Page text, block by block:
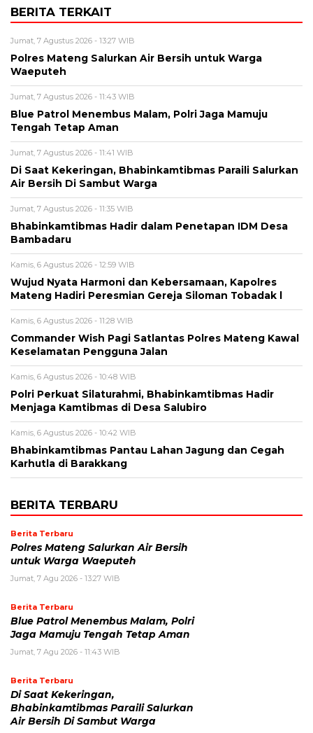
BERITA TERKAIT
Jumat, 7 Agustus 2026 - 13:27 WIB
Polres Mateng Salurkan Air Bersih untuk Warga
Waeputeh
Jumat, 7 Agustus 2026 - 11:43 WIB
Blue Patrol Menembus Malam, Polri Jaga Mamuju
Tengah Tetap Aman
Jumat, 7 Agustus 2026 - 11:41 WIB
Di Saat Kekeringan, Bhabinkamtibmas Paraili Salurkan
Air Bersih Di Sambut Warga
Jumat, 7 Agustus 2026 - 11:35 WIB
Bhabinkamtibmas Hadir dalam Penetapan IDM Desa
Bambadaru
Kamis, 6 Agustus 2026 - 12:59 WIB
Wujud Nyata Harmoni dan Kebersamaan, Kapolres
Mateng Hadiri Peresmian Gereja Siloman Tobadak l
Kamis, 6 Agustus 2026 - 11:28 WIB
Commander Wish Pagi Satlantas Polres Mateng Kawal
Keselamatan Pengguna Jalan
Kamis, 6 Agustus 2026 - 10:48 WIB
Polri Perkuat Silaturahmi, Bhabinkamtibmas Hadir
Menjaga Kamtibmas di Desa Salubiro
Kamis, 6 Agustus 2026 - 10:42 WIB
Bhabinkamtibmas Pantau Lahan Jagung dan Cegah
Karhutla di Barakkang
BERITA TERBARU
Berita Terbaru
Polres Mateng Salurkan Air Bersih
untuk Warga Waeputeh
Jumat, 7 Agu 2026 - 13:27 WIB
Berita Terbaru
Blue Patrol Menembus Malam, Polri
Jaga Mamuju Tengah Tetap Aman
Jumat, 7 Agu 2026 - 11:43 WIB
Berita Terbaru
Di Saat Kekeringan,
Bhabinkamtibmas Paraili Salurkan
Air Bersih Di Sambut Warga